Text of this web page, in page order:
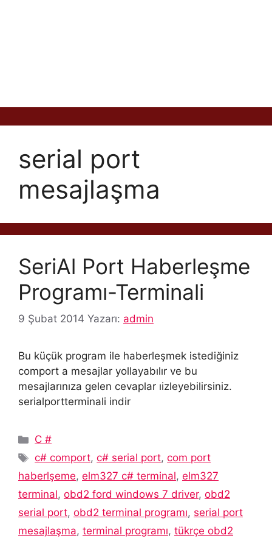
serial port
mesajlaşma
SeriAl Port Haberleşme
Programı-Terminali
9 Şubat 2014 Yazarı: admin
Bu küçük program ile haberleşmek istediğiniz
comport a mesajlar yollayabılır ve bu
mesajlarınıza gelen cevaplar ıizleyebilirsiniz.
serialportterminali indir
Kategoriler
C #
Etiketler
c# comport,c# serial port,com port
haberlşeme, elm327 c# terminal, elm327
terminal, obd2 ford windows 7 driver, obd2
serial port, obd2 terminal programı, serial port
mesajlaşma, terminal programı, tükrçe obd2